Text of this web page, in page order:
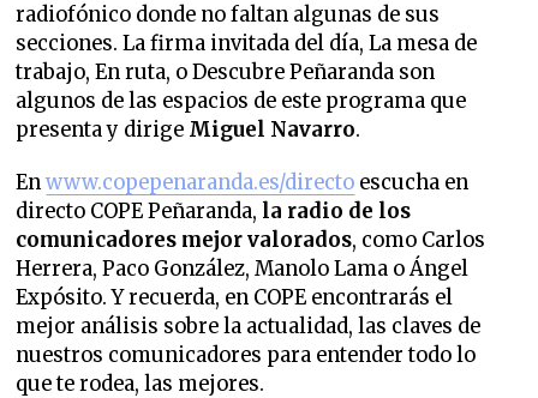
radiofónico donde no faltan algunas de sus
secciones. La firma invitada del día, La mesa de
trabajo, En ruta, o Descubre Peñaranda son
algunos de las espacios de este programa que
presenta y dirige Miguel Navarro.
Enwww.copepenaranda.es/directo escucha en
directo COPE Peñaranda, la radio de los
comunicadores mejor valorados, como Carlos
Herrera, Paco González, Manolo Lama o Ángel
Expósito. Y recuerda, en COPE encontrarás el
mejor análisis sobre la actualidad, las claves de
nuestros comunicadores para entender todo lo
que te rodea, las mejores.